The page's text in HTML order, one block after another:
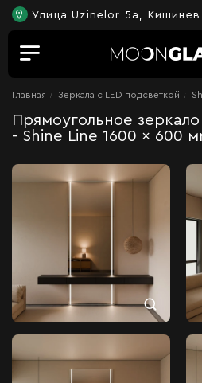
Улица Uzinelor 5a, Кишинев
Главная Зеркала c LED подсветкой
Прямоугольное
- Shine Line 1600 x 600